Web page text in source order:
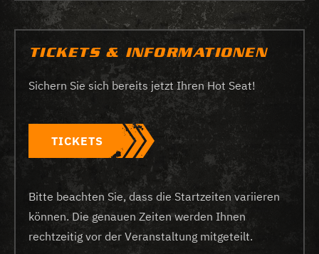
TICKETS & INFORMATIONEN
Sichern Sie sich bereits jetzt Ihren Hot Seat!
TICKETS
Bitte beachten Sie, dass die Startzeiten variieren
können. Die genauen Zeiten werden Ihnen
rechtzeitig vor der Veranstaltung mitgeteilt.